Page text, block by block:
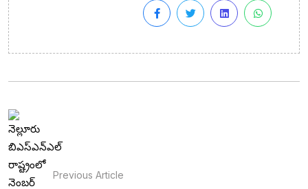
Previous Article